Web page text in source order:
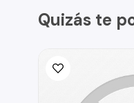
Quizás te